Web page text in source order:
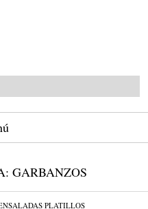
GARBANZOS
/PLATILLOS